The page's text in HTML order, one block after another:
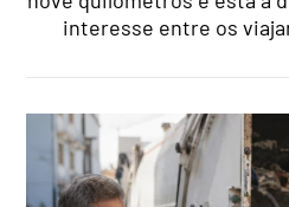
interesse entre os